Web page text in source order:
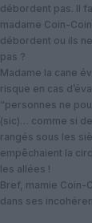
débordent pas. Il
madame Coin-
débordent ou ils
pas ?
Madame la cane
risque en cas
“personnes ne
(sic)… comme si
rangés sous les
empêchaient la
les allées !
Bref, mamie Coin-
dans ses